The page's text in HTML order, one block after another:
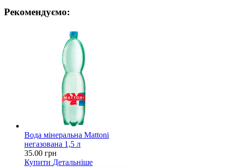
Рекомендуємо:
Вода мінеральна Mattoni
негазована 1,5 л
35.00 грн
Купити Детальніше